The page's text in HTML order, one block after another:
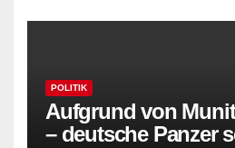
POLITIK
Aufgrund von
– deutsche Panzer